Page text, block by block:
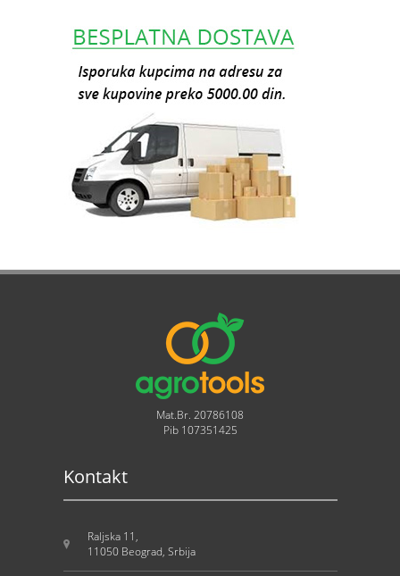
Mat.Br. 20786108
Pib 107351425
Kontakt
Raljska 11,
11050 Beograd, Srbija